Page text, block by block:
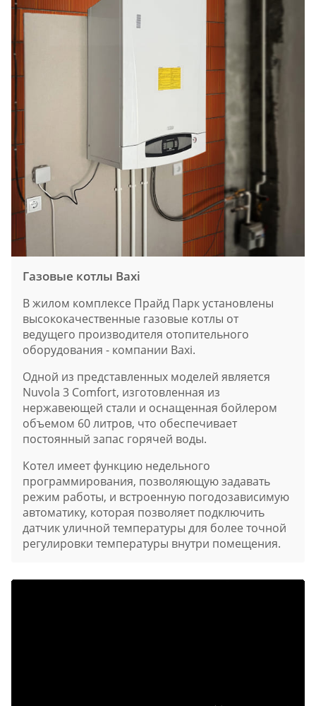
Газовые котлы Baxi
В жилом комплексе Прайд Парк установлены
высококачественные газовые котлы от
ведущего производителя отопительного
оборудования - компании Baxi.
Одной из представленных моделей является
Nuvola 3 Comfort, изготовленная из
нержавеющей стали и оснащенная бойлером
объемом 60 литров, что обеспечивает
постоянный запас горячей воды.
Котел имеет функцию недельного
программирования, позволяющую задавать
режим работы, и встроенную погодозависимую
автоматику, которая позволяет подключить
датчик уличной температуры для более точной
регулировки температуры внутри помещения.